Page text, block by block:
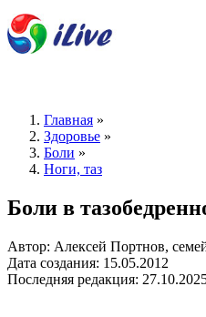
Главная »
Здоровье »
Боли »
Ноги, таз
Боли в
Автор: Алексей Портнов,
Дата создания: 15.05.2012
Последняя редакция: